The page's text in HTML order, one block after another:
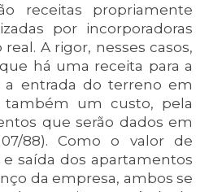
receitas propriamente
por incorporadoras
A rigor, nesses casos,
há uma receita para a
a entrada do terreno em
um custo, pela
que serão dados em
88). Como o valor de
saída dos apartamentos
da empresa, ambos se